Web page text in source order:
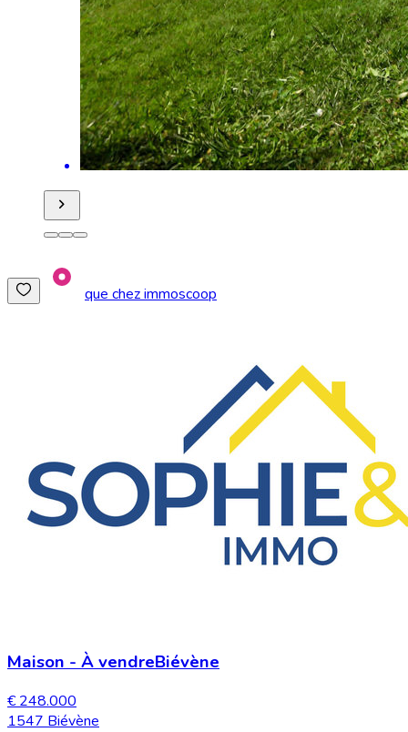
que chez immoscoop
Maison - À vendreBiévène
€ 248.000
1547 Biévène